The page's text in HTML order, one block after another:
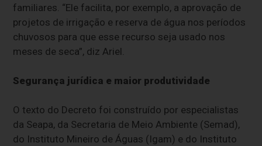
familiares. “Ele facilita, por exemplo, a aprovação de
projetos de irrigação e reserva de água nos períodos
chuvosos para que esse recurso seja usado nos
meses de seca”, diz Ariel.
Segurança jurídica e maior produtividade
O texto do Decreto foi construído por especialistas
da Seapa, da Secretaria de Meio Ambiente (Semad),
do Instituto Mineiro de Águas (Igam) e do Instituto